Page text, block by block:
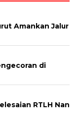
Amankan Jalur
di
RTLH Nan